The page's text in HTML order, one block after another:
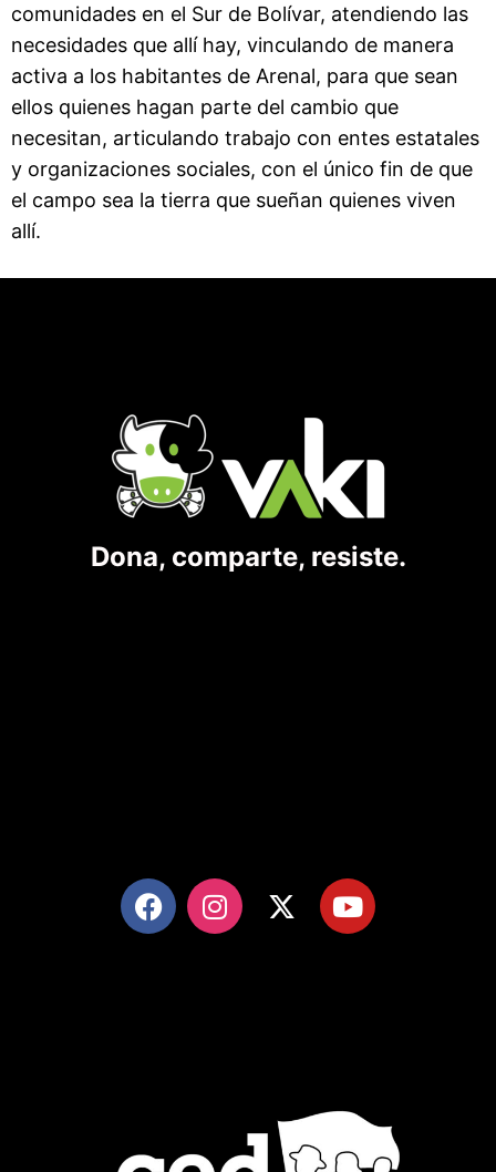
comunidades en el Sur de Bolívar, atendiendo las
necesidades que allí hay, vinculando de manera
activa a los habitantes de Arenal, para que sean
ellos quienes hagan parte del cambio que
necesitan, articulando trabajo con entes estatales
y organizaciones sociales, con el único fin de que
el campo sea la tierra que sueñan quienes viven
allí.
Dona, comparte, resiste.